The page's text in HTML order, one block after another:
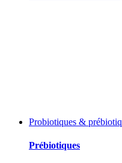
Probiotiques &
Prébiotiques